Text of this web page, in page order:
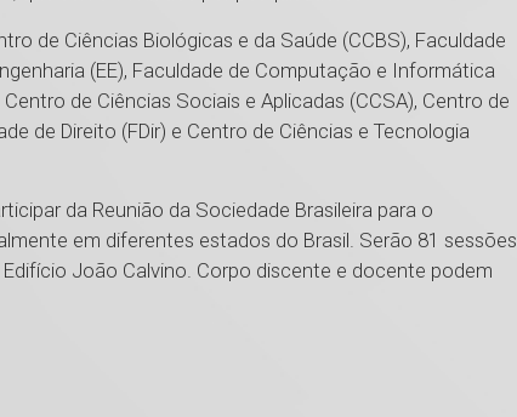
de Ciências Biológicas e da Saúde (CCBS), Faculdade
(EE), Faculdade de Computação e Informática
de Ciências Sociais e Aplicadas (CCSA), Centro de
de Direito (FDir) e Centro de Ciências e Tecnologia
da Reunião da Sociedade Brasileira para o
em diferentes estados do Brasil. Serão 81 sessões
João Calvino. Corpo discente e docente podem